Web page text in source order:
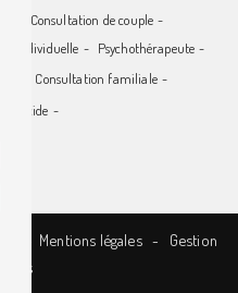
Consultation de couple
individuelle
Psychothérapeute
Consultation familiale
suicide
- Mentions légales -
Gestion